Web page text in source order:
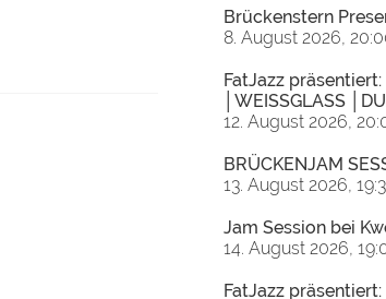
Brückenstern
8. August 2026,
FatJazz präsentiert:
│WEISSGLASS
12. August 2026,
BRÜCKENJAM
13. August 2026,
Jam Session bei
14. August 2026,
FatJazz präsentiert: